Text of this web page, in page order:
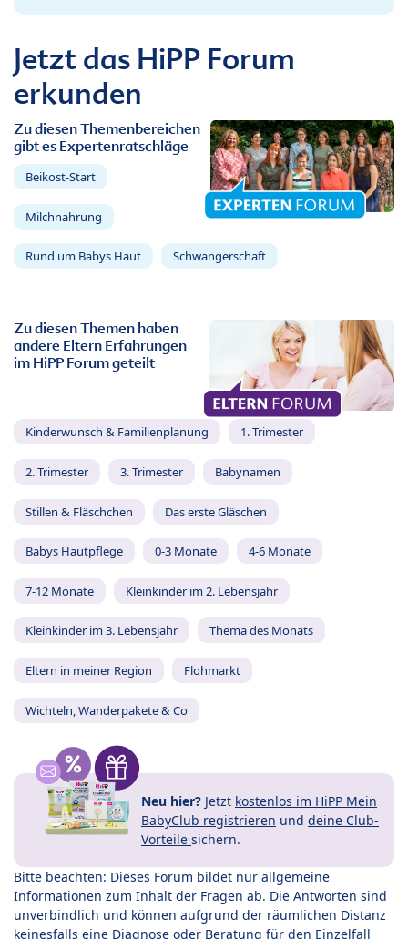
Jetzt das HiPP Forum
erkunden
Zu diesen Themenbereichen
gibt es Expertenratschläge
Beikost-Start
Milchnahrung
Rund um Babys Haut Schwangerschaft
Zu diesen Themen haben
andere Eltern Erfahrungen
im HiPP Forum geteilt
Kinderwunsch & Familienplanung 1. Trimester
2. Trimester 3. Trimester Babynamen
Stillen & Fläschchen Das erste Gläschen
Babys Hautpflege 0-3 Monate 4-6 Monate
7-12 Monate Kleinkinder im 2. Lebensjahr
Kleinkinder im 3. Lebensjahr Thema des Monats
Eltern in meiner Region Flohmarkt
Wichteln, Wanderpakete & Co
Neu hier? Jetzt kostenlos im HiPP Mein
BabyClub registrieren und deine Club-
Vorteile sichern.
Bitte beachten: Dieses Forum bildet nur allgemeine
Informationen zum Inhalt der Fragen ab. Die Antworten sind
unverbindlich und können aufgrund der räumlichen Distanz
keinesfalls eine Diagnose oder Beratung für den Einzelfall